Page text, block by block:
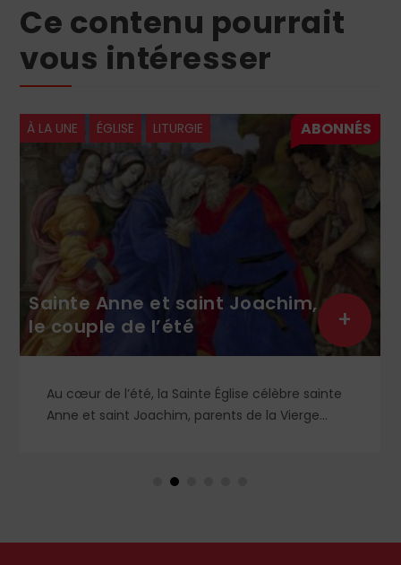
Ce contenu pourrait
vous intéresser
À LA UNE ÉGLISE LITURGIE
Sainte Anne et saint Joachim,
le couple de l’été
Au cœur de l’été, la Sainte Église célèbre sainte
Anne et saint Joachim, parents de la Vierge
en Orient qu’en Occident, célèbre par sa piété
+